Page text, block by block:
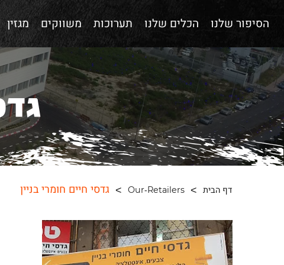
הסיפור שלנו הכלים שלנו תערוכות משווקים מגזין
דף הבית Our-Retailers גדסי חיים חומרי בניין